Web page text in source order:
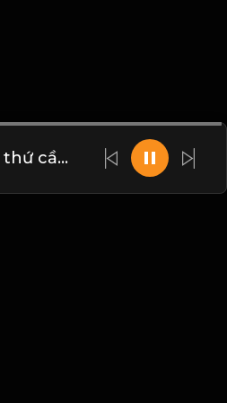
Làm người, thứ cần nỗ lực đạt được không phải năng lực hô mưa gọi gió. mà chính là mang trong mình tâm thái bình thản nhìn gió mây! & Đạo